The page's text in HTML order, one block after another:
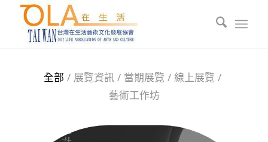
全部 / 展覽資訊 / 當期展覽 / 線上展覽 /
藝術工作坊